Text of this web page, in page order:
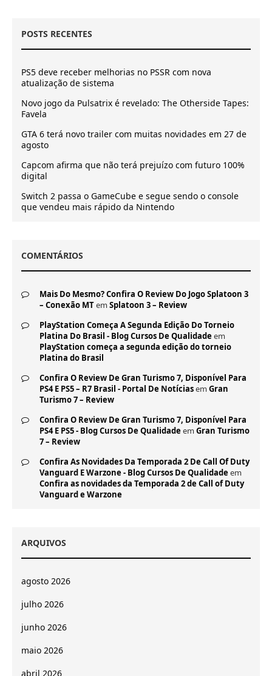
POSTS RECENTES
PS5 deve receber melhorias no PSSR com nova
atualização de sistema
Novo jogo da Pulsatrix é revelado: The Otherside Tapes:
Favela
GTA 6 terá novo trailer com muitas novidades em 27 de
agosto
Capcom afirma que não terá prejuízo com futuro 100%
digital
Switch 2 passa o GameCube e segue sendo o console
que vendeu mais rápido da Nintendo
COMENTÁRIOS
Mais Do Mesmo? Confira O Review Do Jogo Splatoon 3
– Conexão MTem Splatoon 3 – Review
PlayStation Começa A Segunda Edição Do Torneio
Platina Do Brasil - Blog Cursos De Qualidade em
PlayStation começa a segunda edição do torneio
Platina do Brasil
Confira O Review De Gran Turismo 7, Disponível Para
PS4 E PS5 – R7 Brasil - Portal De Notíciasem Gran
Turismo 7 – Review
Confira O Review De Gran Turismo 7, Disponível Para
PS4 E PS5 - Blog Cursos De Qualidade em Gran Turismo
7 – Review
Confira As Novidades Da Temporada 2 De Call Of Duty
Vanguard E Warzone - Blog Cursos De Qualidade em
Confira as novidades da Temporada 2 de Call of Duty
Vanguard e Warzone
ARQUIVOS
agosto 2026
julho 2026
junho 2026
maio 2026
abril 2026